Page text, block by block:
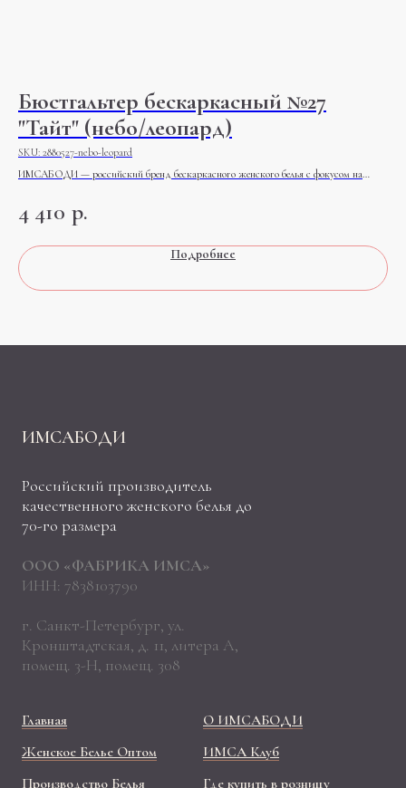
Бюстгальтер бескаркасный №27
"Тайт" (небо/леопард)
SKU: 2880527-nebo-leopard
ИМСАБОДИ — российский бренд бескаркасного женского белья с фокусом на
4 410 р.
Подробнее
ИМСАБОДИ
Российский производитель
качественного женского белья до
70-го размера
ООО «ФАБРИКА ИМСА»
ИНН: 7838103790
г. Санкт-Петербург, ул.
Кронштадтская, д. 11, литера А,
помещ. 3-Н, помещ. 308
Главная
Женское Белье Оптом
Производство Белья
О ИМСАБОДИ
ИМСА Клуб
Где купить в розницу